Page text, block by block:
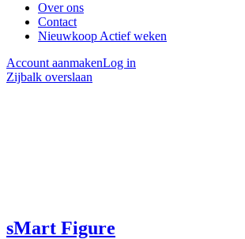
Over ons
Contact
Nieuwkoop Actief weken
Account aanmakenLog in
Zijbalk overslaan
sMart Figure